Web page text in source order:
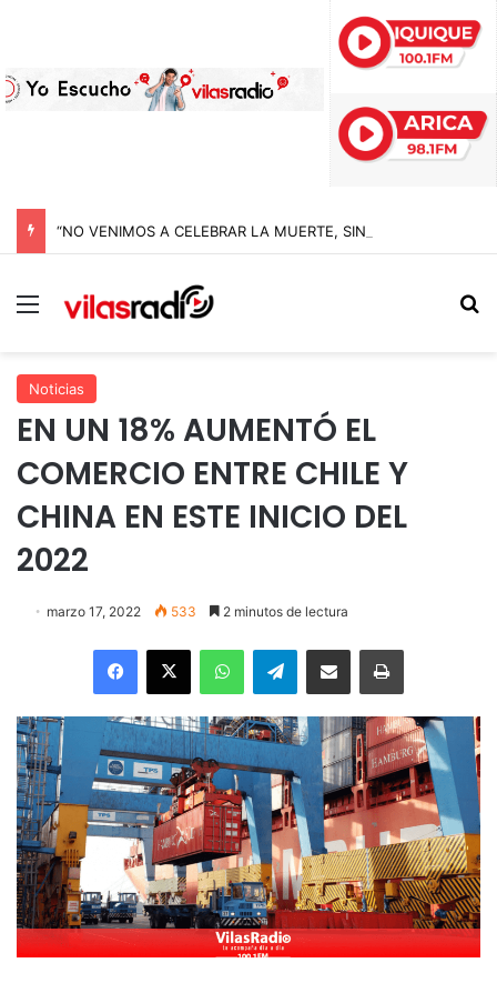
Menú
Noticias
EN UN 18% AUMENTÓ EL
COMERCIO ENTRE CHILE Y
CHINA EN ESTE INICIO DEL
2022
marzo 17, 2022 533 2 minutos de lectura
Facebook
X WhatsAppTelegramEnviar vía email Imprimir